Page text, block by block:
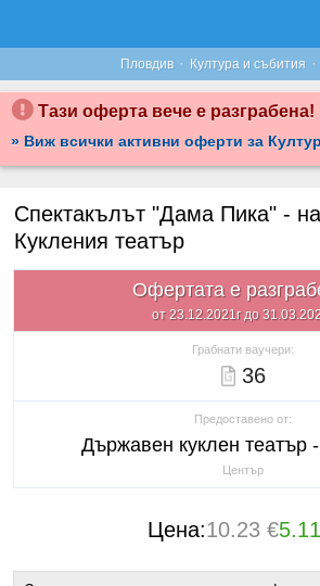
Пловдив · Култура и събития ·
Тази оферта вече е разграбена!
» Виж всички активни оферти за
Спектакълът "Дама Пика" -
Кукления театър
Офертата е
от 23.12.2021г до
Грабнати ваучери:
36
Предоставено от:
Държавен куклен театър
Център
Цена:10.23 €